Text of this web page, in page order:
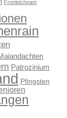
Fronleichnam
Patrozinium
Pfingsten